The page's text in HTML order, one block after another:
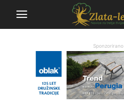
Sponzorirano